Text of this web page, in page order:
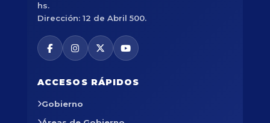
hs.
Dirección: 12 de Abril 500.
ACCESOS RÁPIDOS
Gobierno